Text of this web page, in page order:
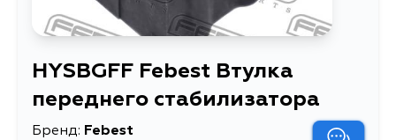
HYSBGFF Febest Втулка
переднего стабилизатора
Бренд: Febest